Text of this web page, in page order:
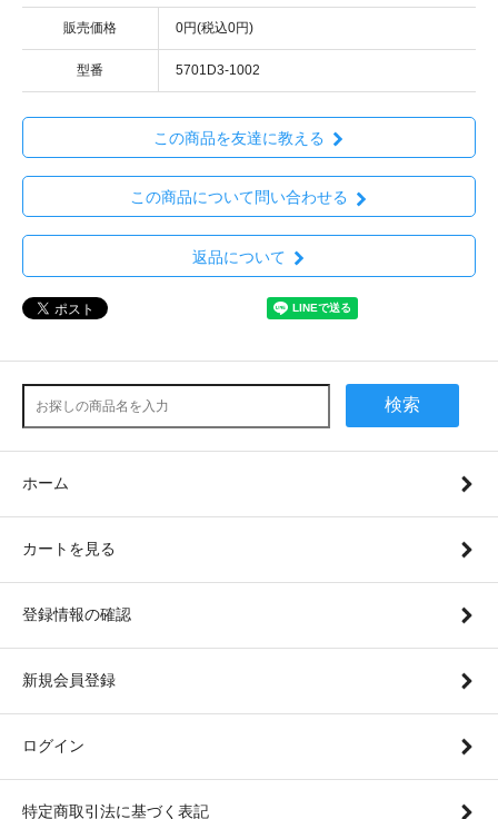
販売価格 0円(税込0円)
型番 5701D3-1002
この商品を友達に教える
この商品について問い合わせる
返品について
検索
ホーム
カートを見る
登録情報の確認
新規会員登録
ログイン
特定商取引法に基づく表記